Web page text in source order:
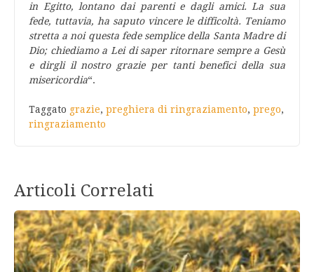
in Egitto, lontano dai parenti e dagli amici. La sua
fede, tuttavia, ha saputo vincere le difficoltà. Teniamo
stretta a noi questa fede semplice della Santa Madre di
Dio; chiediamo a Lei di saper ritornare sempre a Gesù
e dirgli il nostro grazie per tanti benefici della sua
misericordia“.
Taggato grazie, preghiera di ringraziamento, prego,
ringraziamento
Articoli Correlati